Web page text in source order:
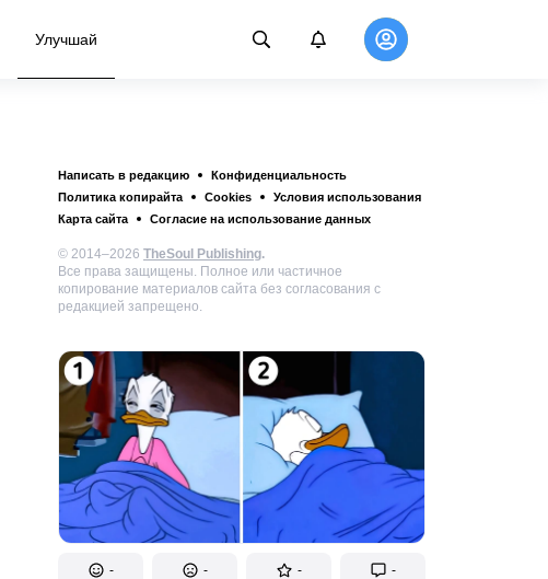
Улучшай
Написать в редакцию
Конфиденциальность
Политика копирайта
Cookies
Условия использования
Карта сайта
Согласие на использование данных
© 2014–2026 TheSoul Publishing.
Все права защищены. Полное или частичное
копирование материалов сайта без согласования с
редакцией запрещено.
- - - -